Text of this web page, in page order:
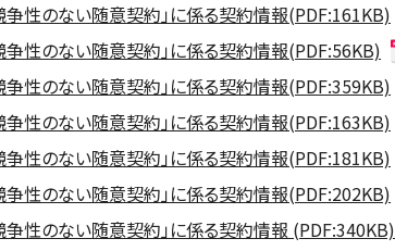
性のない随意契約」に係る契約情報(PDF:161KB)
性のない随意契約」に係る契約情報(PDF:56KB)
性のない随意契約」に係る契約情報(PDF:359KB)
性のない随意契約」に係る契約情報(PDF:163KB)
性のない随意契約」に係る契約情報(PDF:181KB)
性のない随意契約」に係る契約情報(PDF:202KB)
性のない随意契約」に係る契約情報 (PDF:340KB)